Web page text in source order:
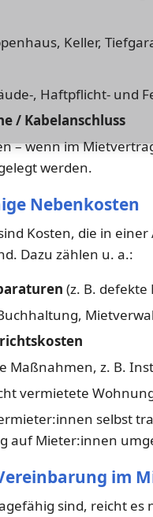
Keller,
, Haftpflicht- und
/ Kabelanschluss
– wenn im
werden.
Nebenkosten
Kosten, die in
Dazu zählen u. a.:
(z. B.
Maßnahmen, z. B.
vermietete
selbst
auf Mieter:innen
im
sind, reicht es